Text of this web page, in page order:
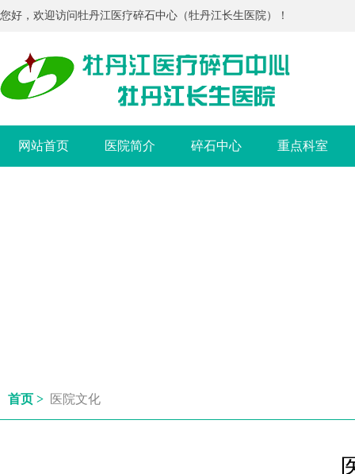
您好，欢迎访问牡丹江医疗碎石中心（牡丹江长生医院）！
网站首页 医院简介 碎石中心 重点科室
首页 > 医院文化